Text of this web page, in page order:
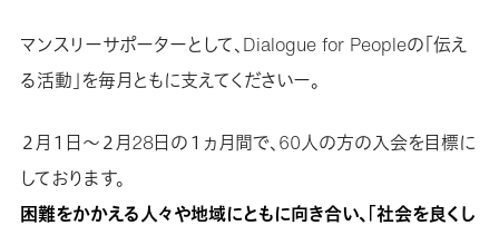
マンスリーサポーターとして、Dialogue for Peopleの「伝え
る活動」を毎月ともに支えてくださいー。
２月１日〜２月28日の１ヵ月間で、60人の方の入会を目標に
しております。
困難をかかえる人々や地域にともに向き合い、「社会を良くし